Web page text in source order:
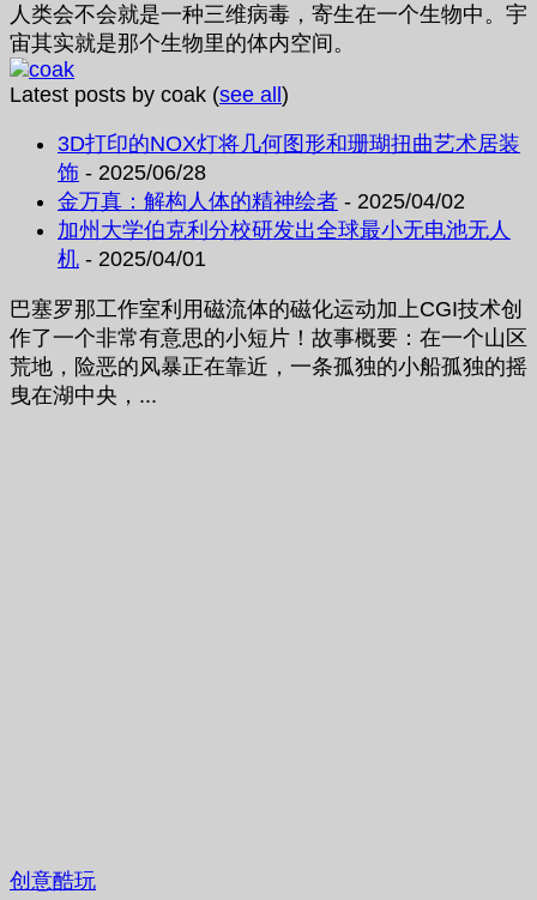
人类会不会就是一种三维病毒，寄生在一个生物中。宇
宙其实就是那个生物里的体内空间。
Latest posts by coak (see all)
3D打印的NOX灯将几何图形和珊瑚扭曲艺术居装
饰 - 2025/06/28
金万真：解构人体的精神绘者 - 2025/04/02
加州大学伯克利分校研发出全球最小无电池无人
机 - 2025/04/01
巴塞罗那工作室利用磁流体的磁化运动加上CGI技术创
作了一个非常有意思的小短片！故事概要：在一个山区
荒地，险恶的风暴正在靠近，一条孤独的小船孤独的摇
曳在湖中央，...
创意酷玩